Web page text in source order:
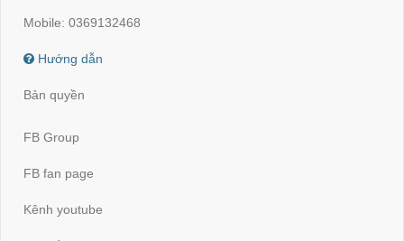
Mobile: 0369132468
Hướng dẫn
Bản quyền
FB Group
FB fan page
Kênh youtube